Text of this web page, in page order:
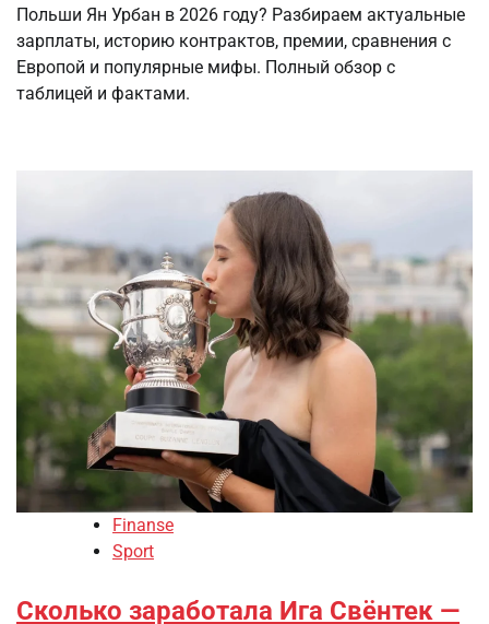
Польши Ян Урбан в 2026 году? Разбираем актуальные
зарплаты, историю контрактов, премии, сравнения с
Европой и популярные мифы. Полный обзор с
таблицей и фактами.
Finanse
Sport
Сколько заработала Ига Свёнтек —